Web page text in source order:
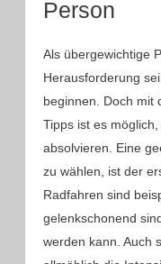
Person
Als übergewichtige
Herausforderung
beginnen. Doch mit
Tipps ist es
absolvieren. Eine
zu wählen, ist der
Radfahren sind
gelenkschonend
werden kann. Auch